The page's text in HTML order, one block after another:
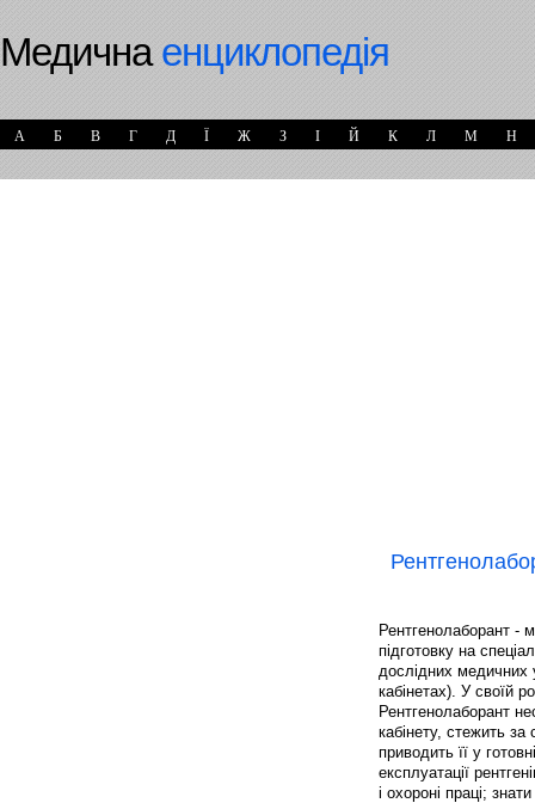
Медичнаенциклопедія
А Б В Г Д Ї Ж З І Й К Л М Н
Рентгенолаборант -
підготовку на
дослідних медичних
кабінетах). У своїй
Рентгенолаборант
кабінету, стежить за
приводить її у
експлуатації
і охороні праці;